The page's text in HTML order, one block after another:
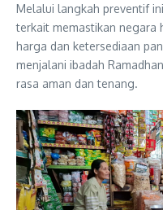
Melalui langkah preventif
terkait memastikan negara
harga dan ketersediaan
menjalani ibadah
rasa aman dan tenang.